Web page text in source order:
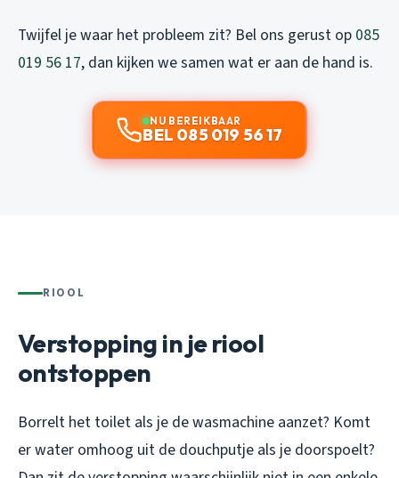
Twijfel je waar het probleem zit? Bel ons gerust op 085
019 56 17, dan kijken we samen wat er aan de hand is.
NU BEREIKBAAR
BEL 085 019 56 17
RIOOL
Verstopping in je riool
ontstoppen
Borrelt het toilet als je de wasmachine aanzet? Komt
er water omhoog uit de douchputje als je doorspoelt?